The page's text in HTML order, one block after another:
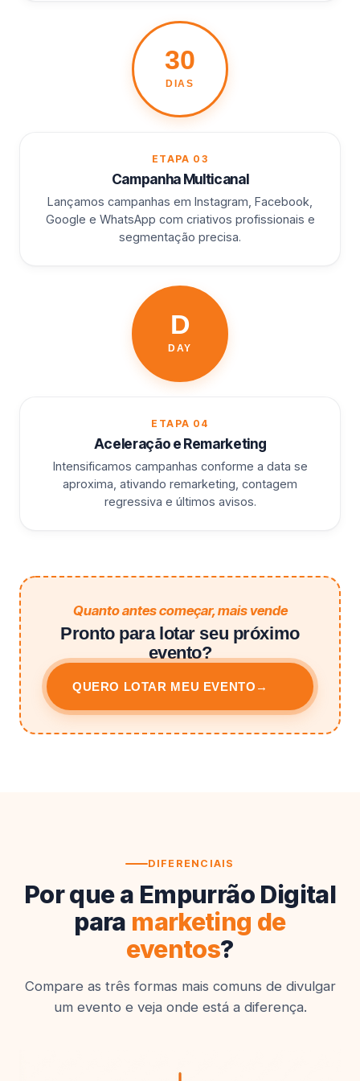
30
DIAS
ETAPA 03
Campanha Multicanal
Lançamos campanhas em Instagram, Facebook,
Google e WhatsApp com criativos profissionais e
segmentação precisa.
D
DAY
ETAPA 04
Aceleração e Remarketing
Intensificamos campanhas conforme a data se
aproxima, ativando remarketing, contagem
regressiva e últimos avisos.
Quanto antes começar, mais vende
Pronto para lotar seu próximo
evento?
QUERO LOTAR MEU EVENTO →
DIFERENCIAIS
Por que a Empurrão Digital
para marketing de
eventos?
Compare as três formas mais comuns de divulgar
um evento e veja onde está a diferença.